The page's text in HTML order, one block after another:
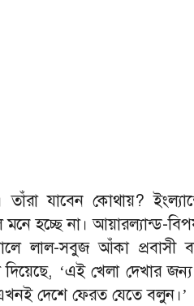
যাবেন কোথায়?
হচ্ছে না। আয়ারল্যান্ড-
লাল-সবুজ আঁকা প্রবাসী
‘এই খেলা দেখার
দেশে ফেরত যেতে বলুন।’